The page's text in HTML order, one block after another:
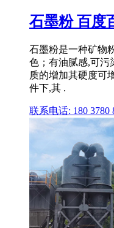
石墨粉 百度
石墨粉是一种矿物
色；有油腻感,可污
质的增加其硬度可
件下,其 .
联系电话: 180 3780